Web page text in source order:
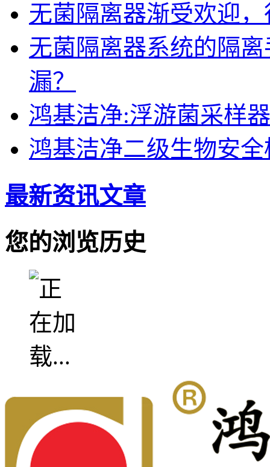
无菌隔离器渐受欢迎
无菌隔离器系统的隔
漏？
鸿基洁净:浮游菌采样
鸿基洁净二级生物安
最新资讯文章
您的浏览历史